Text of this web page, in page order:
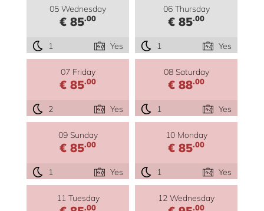
05 Wednesday
€ 85.00
1 Yes
06 Thursday
€ 85.00
1 Yes
07 Friday
€ 85.00
2 Yes
08 Saturday
€ 88.00
1 Yes
09 Sunday
€ 85.00
1 Yes
10 Monday
€ 85.00
1 Yes
11 Tuesday
.00
12 Wednesday
.00